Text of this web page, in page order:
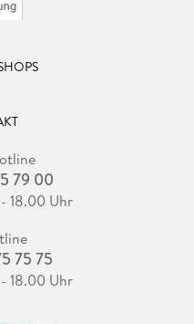
79 00
18.00 Uhr
75 75
18.00 Uhr